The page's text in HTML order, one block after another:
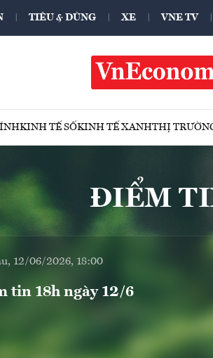
TIÊU & DÙNG XE VNE TV
KINH TẾ SỐKINH TẾ XANHTHỊ
ĐIỂM
12/06/2026, 18:00
tin 18h ngày 12/6